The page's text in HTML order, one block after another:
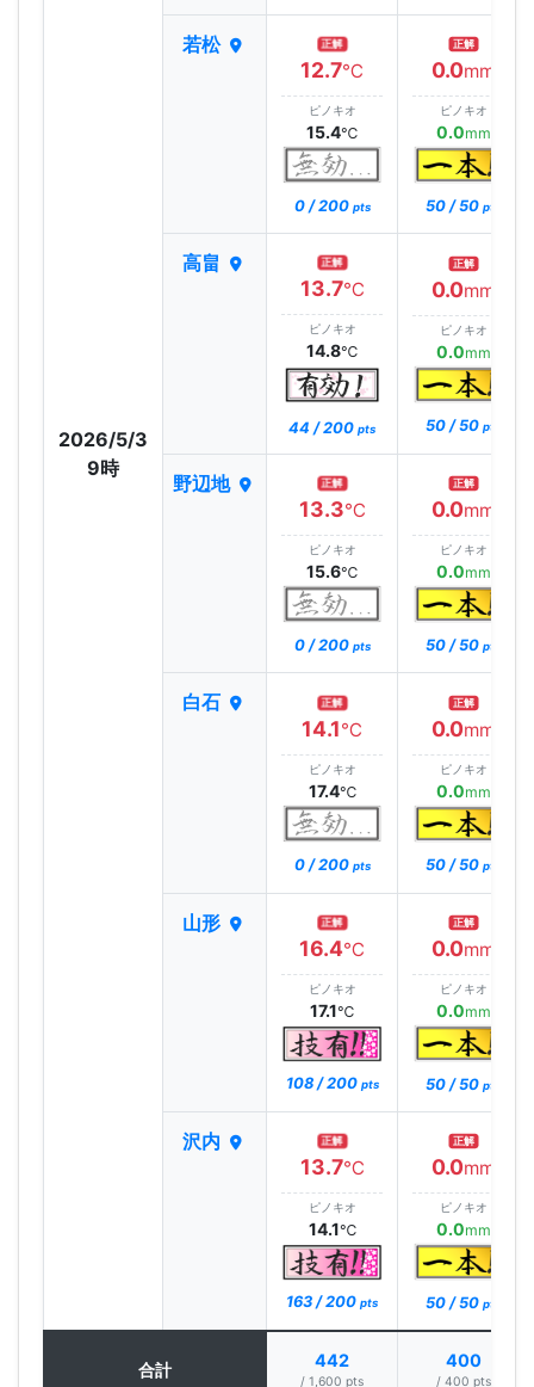
2026/5/3
9時
若松 正解
12.7℃
ピノキオ
15.4℃
0 / 200 pts
正解
0.0mm
ピノキオ
0.0mm
50 / 50 pts
高畠 正解
13.7℃
ピノキオ
14.8℃
44 / 200 pts
正解
0.0mm
ピノキオ
0.0mm
50 / 50 pts
野辺地 正解
13.3℃
ピノキオ
15.6℃
0 / 200 pts
正解
0.0mm
ピノキオ
0.0mm
50 / 50 pts
白石 正解
14.1℃
ピノキオ
17.4℃
0 / 200 pts
正解
0.0mm
ピノキオ
0.0mm
50 / 50 pts
山形 正解
16.4℃
ピノキオ
17.1℃
108 / 200 pts
正解
0.0mm
ピノキオ
0.0mm
50 / 50 pts
沢内 正解
13.7℃
ピノキオ
14.1℃
163 / 200 pts
正解
0.0mm
ピノキオ
0.0mm
50 / 50 pts
合計 442
/ 1,600 pts
400
/ 400 pts